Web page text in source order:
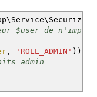
de n'importe
, 'ROLE_ADMIN' ) )
admin